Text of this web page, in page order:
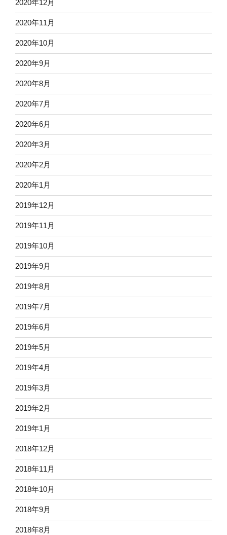
2020年12月
2020年11月
2020年10月
2020年9月
2020年8月
2020年7月
2020年6月
2020年3月
2020年2月
2020年1月
2019年12月
2019年11月
2019年10月
2019年9月
2019年8月
2019年7月
2019年6月
2019年5月
2019年4月
2019年3月
2019年2月
2019年1月
2018年12月
2018年11月
2018年10月
2018年9月
2018年8月